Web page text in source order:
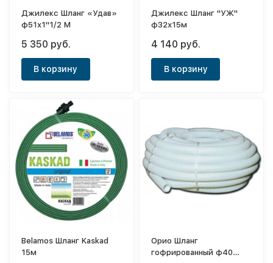
Джилекс Шланг «Удав»
ф51х1"1/2 М
5 350 руб.
В корзину
Джилекс Шланг "УЖ"
ф32х15м
4 140 руб.
В корзину
Belamos Шланг Kaskad
15м
Орио Шланг
гофрированный ф40